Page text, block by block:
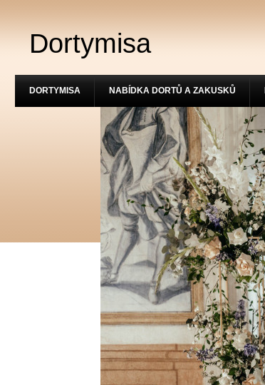
Dortymisa
DORTYMISA NABÍDKA DORTŮ A ZAKUSKŮ